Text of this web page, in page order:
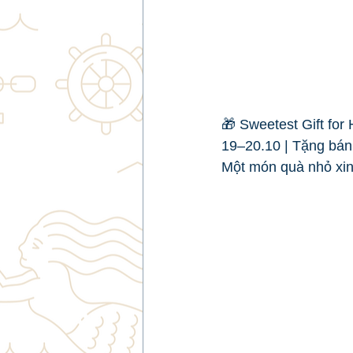
🎁 Sweetest Gift for
19–20.10 | Tặng
Một món quà nhỏ